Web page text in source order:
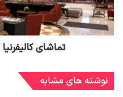
تماشای
نوشته های مشابه